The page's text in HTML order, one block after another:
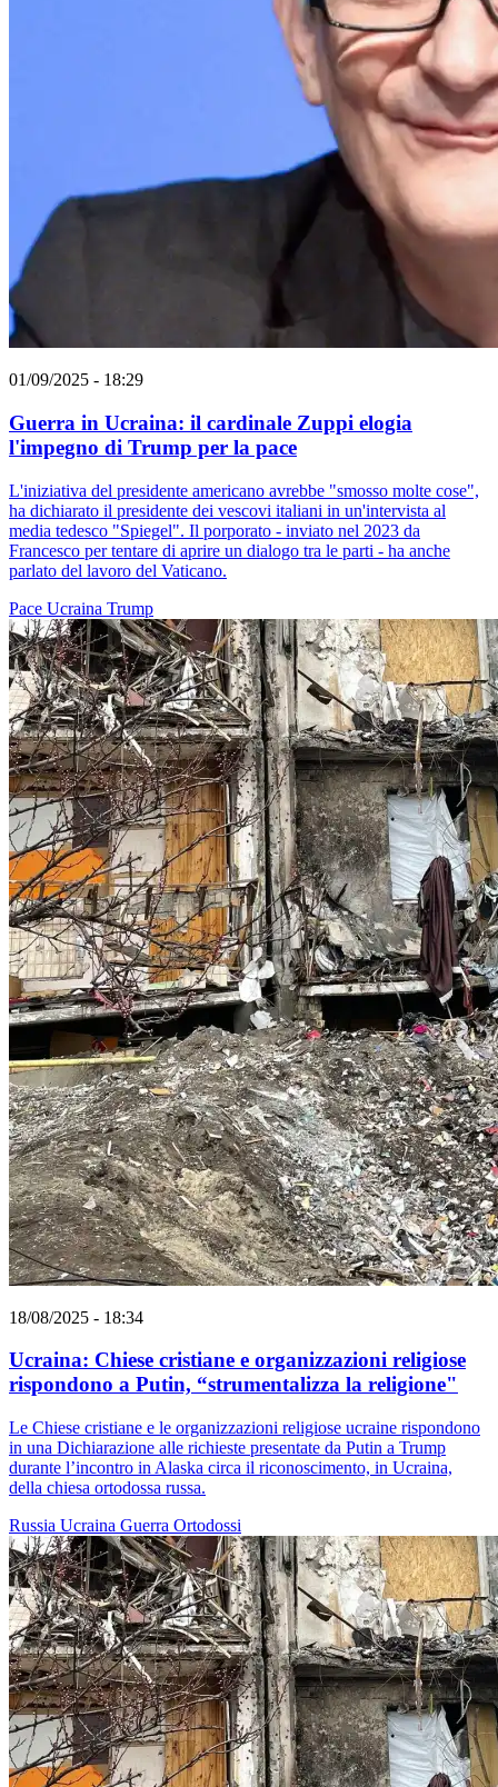
01/09/2025 - 18:29
Guerra in Ucraina: il cardinale Zuppi elogia
l'impegno di Trump per la pace
L'iniziativa del presidente americano avrebbe "smosso molte cose",
ha dichiarato il presidente dei vescovi italiani in un'intervista al
media tedesco "Spiegel". Il porporato - inviato nel 2023 da
Francesco per tentare di aprire un dialogo tra le parti - ha anche
parlato del lavoro del Vaticano.
Pace Ucraina Trump
18/08/2025 - 18:34
Ucraina: Chiese cristiane e organizzazioni religiose
rispondono a Putin, “strumentalizza la religione"
Le Chiese cristiane e le organizzazioni religiose ucraine rispondono
in una Dichiarazione alle richieste presentate da Putin a Trump
durante l’incontro in Alaska circa il riconoscimento, in Ucraina,
della chiesa ortodossa russa.
Russia Ucraina Guerra Ortodossi